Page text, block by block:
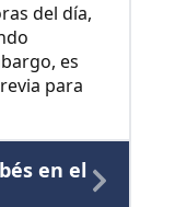
del día,
es
para
en el